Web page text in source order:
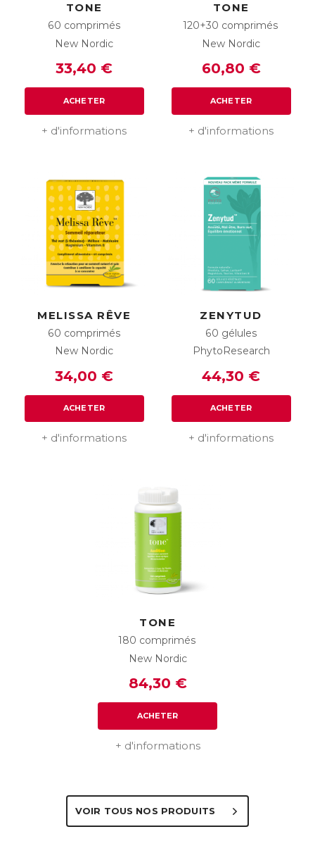
TONE
60 comprimés
New Nordic
33,40 €
ACHETER
+ d'informations
TONE
120+30 comprimés
New Nordic
60,80 €
ACHETER
+ d'informations
MELISSA RÊVE
60 comprimés
New Nordic
34,00 €
ACHETER
+ d'informations
ZENYTUD
60 gélules
PhytoResearch
44,30 €
ACHETER
+ d'informations
TONE
180 comprimés
New Nordic
84,30 €
ACHETER
+ d'informations
VOIR TOUS NOS PRODUITS